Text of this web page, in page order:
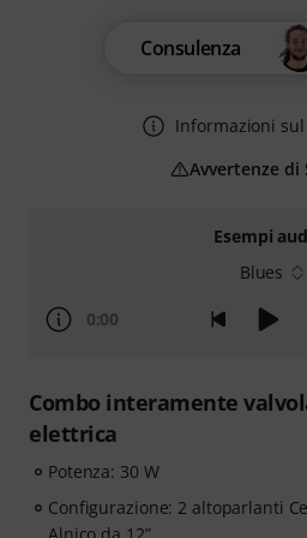
Esempi
Blues
0:00
Combo interamente
elettrica
Potenza: 30 W
Configurazione: 2 altoparlanti
Consulenza
Informazioni
Avvertenze di